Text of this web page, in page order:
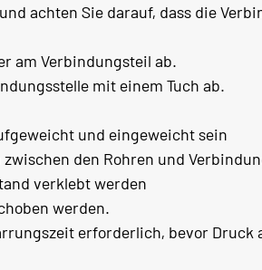
achten Sie darauf, dass die
am Verbindungsteil ab.
mit einem Tuch ab.
und eingeweicht sein
den Rohren und
verklebt werden
werden.
erforderlich, bevor Druck